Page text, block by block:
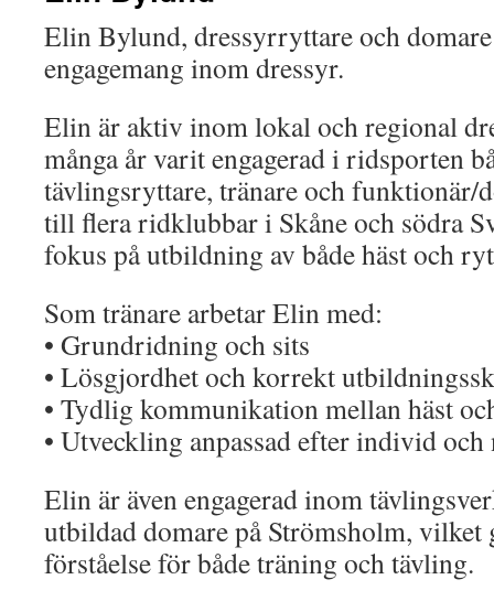
Elin Bylund, dressyrryttare och
engagemang inom dressyr.
Elin är aktiv inom lokal och regional
många år varit engagerad i ridsporten
tävlingsryttare, tränare och funktionär/
till flera ridklubbar i Skåne och södra
fokus på utbildning av både häst och
Som tränare arbetar Elin med:
• Grundridning och sits
• Lösgjordhet och korrekt
• Tydlig kommunikation mellan häst
• Utveckling anpassad efter individ och
Elin är även engagerad inom
utbildad domare på Strömsholm, vilket
förståelse för både träning och tävling.